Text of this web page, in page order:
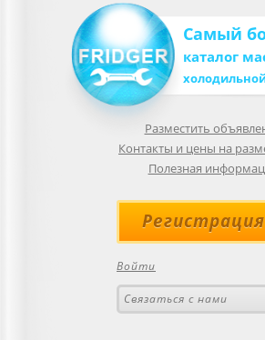
Самый
каталог
Разместить
Контакты и цены на
Полезная
Регистрация
Войти
Связаться с нами